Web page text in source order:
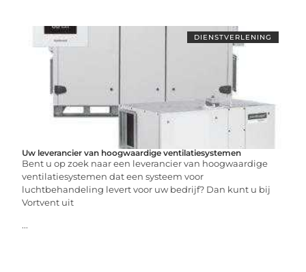
DIENSTVERLENING
Uw leverancier van hoogwaardige ventilatiesystemen
Bent u op zoek naar een leverancier van hoogwaardige
ventilatiesystemen dat een systeem voor
luchtbehandeling levert voor uw bedrijf? Dan kunt u bij
Vortvent uit
...